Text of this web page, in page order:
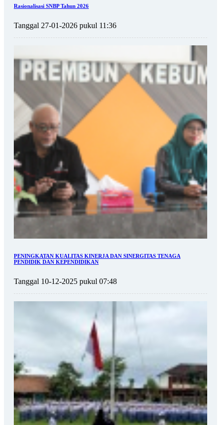
Rasionalisasi SNBP Tahun 2026
Tanggal 27-01-2026 pukul 11:36
PENINGKATAN KUALITAS KINERJA DAN SINERGITAS TENAGA
PENDIDIK DAN KEPENDIDIKAN
Tanggal 10-12-2025 pukul 07:48